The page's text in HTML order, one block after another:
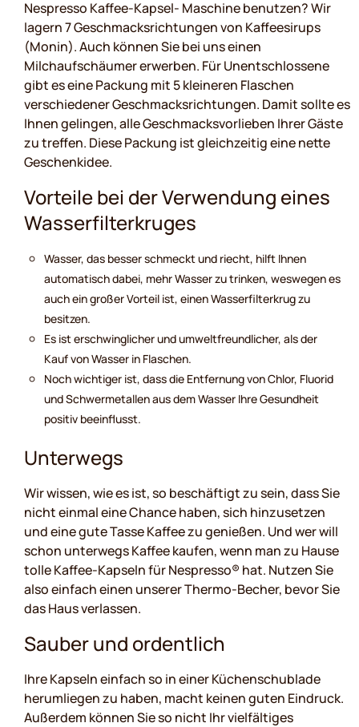
Nespresso Kaffee-Kapsel- Maschine benutzen? Wir
lagern 7 Geschmacksrichtungen von Kaffeesirups
(Monin). Auch können Sie bei uns einen
Milchaufschäumer erwerben. Für Unentschlossene
gibt es eine Packung mit 5 kleineren Flaschen
verschiedener Geschmacksrichtungen. Damit sollte es
Ihnen gelingen, alle Geschmacksvorlieben Ihrer Gäste
zu treffen. Diese Packung ist gleichzeitig eine nette
Geschenkidee.
Vorteile bei der Verwendung eines
Wasserfilterkruges
Wasser, das besser schmeckt und riecht, hilft Ihnen
automatisch dabei, mehr Wasser zu trinken, weswegen es
auch ein großer Vorteil ist, einen Wasserfilterkrug zu
besitzen.
Es ist erschwinglicher und umweltfreundlicher, als der
Kauf von Wasser in Flaschen.
Noch wichtiger ist, dass die Entfernung von Chlor, Fluorid
und Schwermetallen aus dem Wasser Ihre Gesundheit
positiv beeinflusst.
Unterwegs
Wir wissen, wie es ist, so beschäftigt zu sein, dass Sie
nicht einmal eine Chance haben, sich hinzusetzen
und eine gute Tasse Kaffee zu genießen. Und wer will
schon unterwegs Kaffee kaufen, wenn man zu Hause
tolle Kaffee-Kapseln für Nespresso® hat. Nutzen Sie
also einfach einen unserer Thermo-Becher, bevor Sie
das Haus verlassen.
Sauber und ordentlich
Ihre Kapseln einfach so in einer Küchenschublade
herumliegen zu haben, macht keinen guten Eindruck.
Außerdem können Sie so nicht Ihr vielfältiges